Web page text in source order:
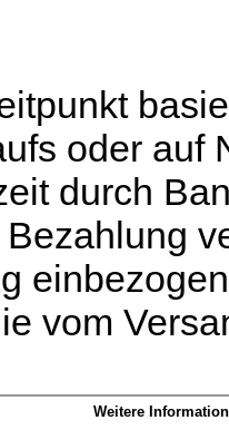
oder
durch
vom
Weitere